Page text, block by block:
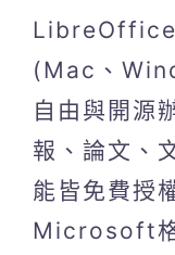
LibreOffice
(Mac、
自由與開源
報、論文、
能皆免費授
Microsoft格